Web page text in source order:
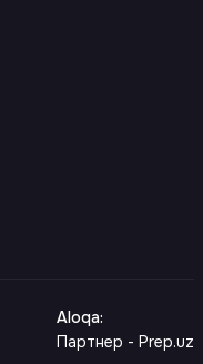
Aloqa:
Партнер - Prep.uz